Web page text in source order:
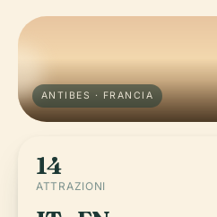
ANTIBES · FRANCIA
14
ATTRAZIONI